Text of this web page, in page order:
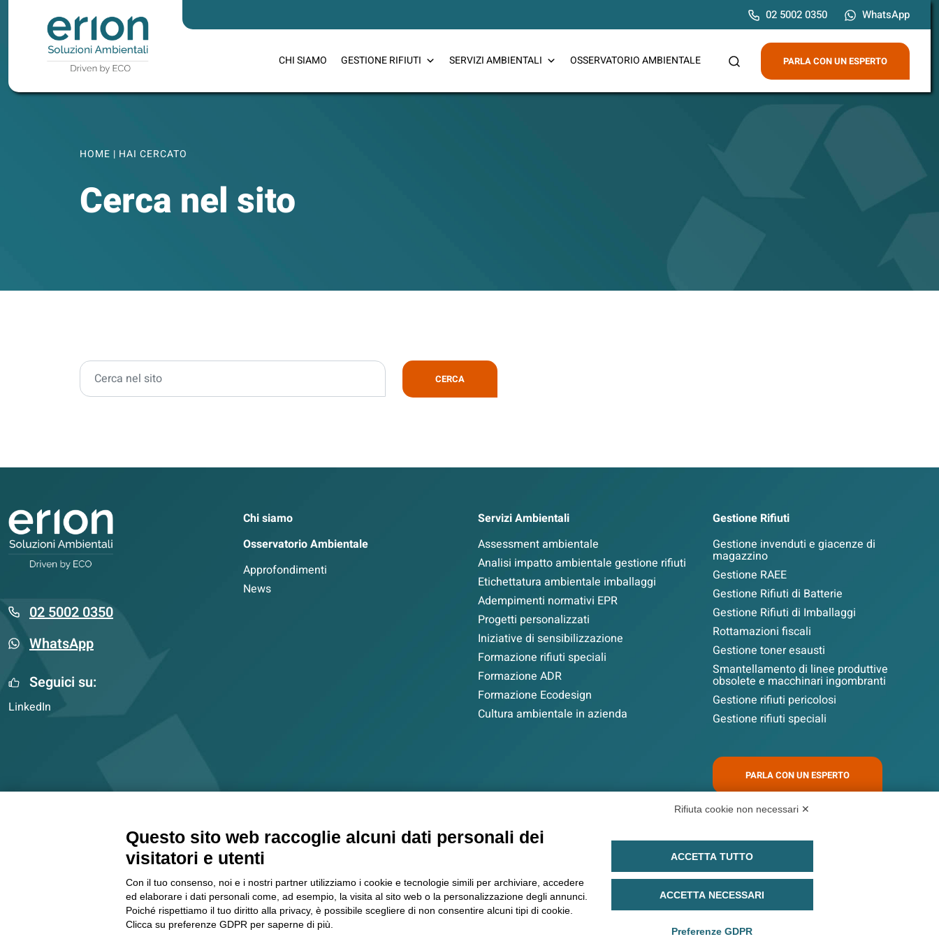
02 5002 0350 WhatsApp
CHI SIAMO GESTIONE RIFIUTI SERVIZI AMBIENTALI OSSERVATORIO AMBIENTALE PARLA CON UN ESPERTO
HOME | HAI CERCATO
Cerca nel sito
Cerca CERCA
02 5002 0350
WhatsApp
Seguici su:
LinkedIn
Chi siamo
Osservatorio Ambientale
Approfondimenti
News
Servizi Ambientali
Assessment ambientale
Analisi impatto ambientale gestione rifiuti
Etichettatura ambientale imballaggi
Adempimenti normativi EPR
Progetti personalizzati
Iniziative di sensibilizzazione
Formazione rifiuti speciali
Formazione ADR
Formazione Ecodesign
Cultura ambientale in azienda
Gestione Rifiuti
Gestione invenduti e giacenze di
magazzino
Gestione RAEE
Gestione Rifiuti di Batterie
Gestione Rifiuti di Imballaggi
Rottamazioni fiscali
Gestione toner esausti
Smantellamento di linee produttive
obsolete e macchinari ingombranti
Gestione rifiuti pericolosi
Gestione rifiuti speciali
PARLA CON UN ESPERTO
ERION COMPLIANCE ORGANIZATION S.C.A R.L. – Società consortile di servizi amministrativi, informatici, tecnici e di consulenza ambientale e normativa.
© 2026 Erion. All right reserved.Made with bySYROOP Whistleblowing
Rifiuta cookie non necessari ✕
Questo sito web raccoglie alcuni dati personali dei
visitatori e utenti
Con il tuo consenso, noi e i nostri partner utilizziamo i cookie e tecnologie simili per archiviare, accedere
ed elaborare i dati personali come, ad esempio, la visita al sito web o la personalizzazione degli annunci.
Poiché rispettiamo il tuo diritto alla privacy, è possibile scegliere di non consentire alcuni tipi di cookie.
Clicca su preferenze GDPR per saperne di più.
ACCETTA TUTTO
ACCETTA NECESSARI
Preferenze GDPR